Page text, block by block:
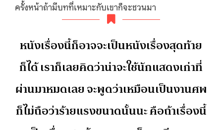
ครั้งหน้าถ้ามีบทที่เหมาะกับเขาก็จะชวนมา
หนังเรื่องนี้ก็อาจจะเป็นหนังเรื่องสุดท้าย
ก็ได้ เราก็เลยคิดว่าน่าจะใช้นักแสดงเก่าที่
ผ่านมาหมดเลย จะพูดว่าเหมือนเป็นงานศพ
ก็ไม่ถือว่าร้ายแรงขนาดนั้นนะ คือถ้าเรื่องนี้